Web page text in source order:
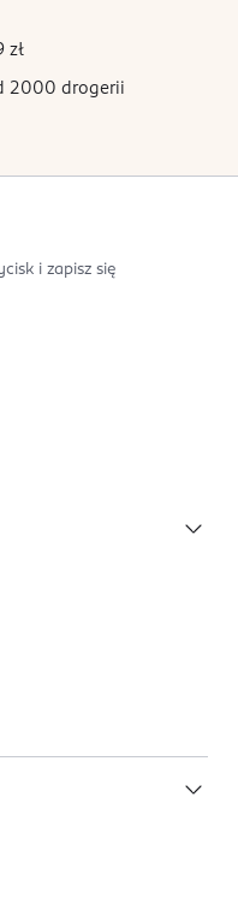
oczu, obficie
zł
2000 drogerii
i zapisz się